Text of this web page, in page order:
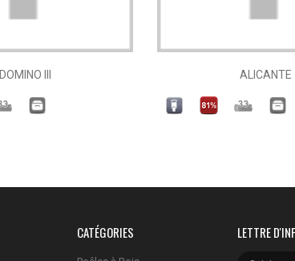
DOMINO III ALICANTE
CATÉGORIES LETTRE